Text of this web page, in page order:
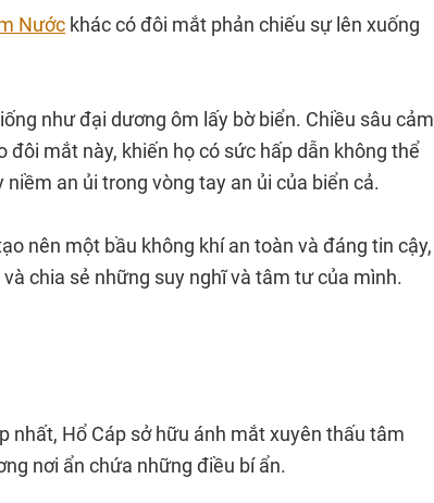
Nước khác có đôi mắt phản chiếu sự lên xuống
như đại dương ôm lấy bờ biển. Chiều sâu cảm
mắt này, khiến họ có sức hấp dẫn không thể
an ủi trong vòng tay an ủi của biển cả.
nên một bầu không khí an toàn và đáng tin cậy,
chia sẻ những suy nghĩ và tâm tư của mình.
nhất, Hổ Cáp sở hữu ánh mắt xuyên thấu tâm
nơi ẩn chứa những điều bí ẩn.